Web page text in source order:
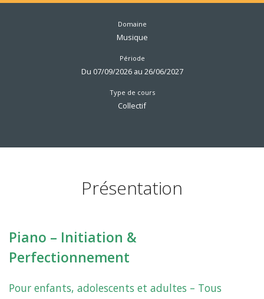
Domaine
Musique
Période
Du 07/09/2026 au 26/06/2027
Type de cours
Collectif
Présentation
Piano – Initiation &
Perfectionnement
Pour enfants, adolescents et adultes – Tous